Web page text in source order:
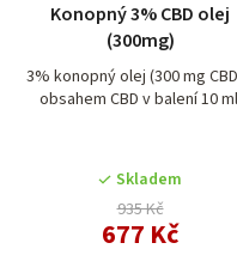
Konopný 3% CBD olej
(300mg)
3% konopný olej (300 mg
obsahem CBD v balení 10
Skladem
935 Kč
677 Kč